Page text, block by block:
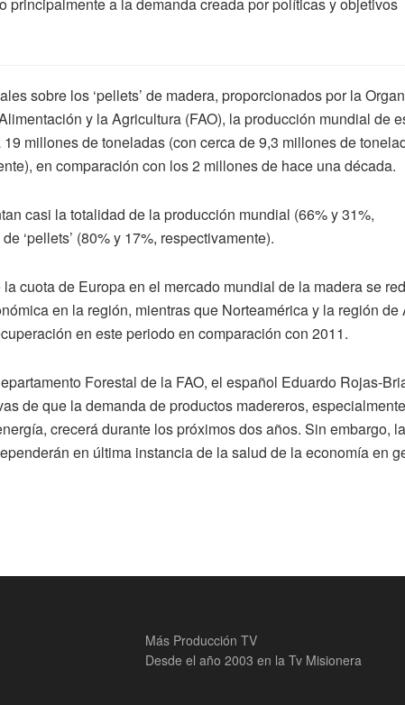
sobre los ‘pellets’ de madera, proporcionados por la
y la Agricultura (FAO), la producción mundial de
millones de toneladas (con cerca de 9,3 millones de
en comparación con los 2 millones de hace una década.
casi la totalidad de la producción mundial (66% y 31%,
‘pellets’ (80% y 17%, respectivamente).
cuota de Europa en el mercado mundial de la madera se
en la región, mientras que Norteamérica y la región de
en este periodo en comparación con 2011.
Forestal de la FAO, el español Eduardo Rojas-
de que la demanda de productos madereros,
crecerá durante los próximos dos años. Sin embargo,
en última instancia de la salud de la economía en
Más Producción TV
Desde el año 2003 en la Tv Misionera